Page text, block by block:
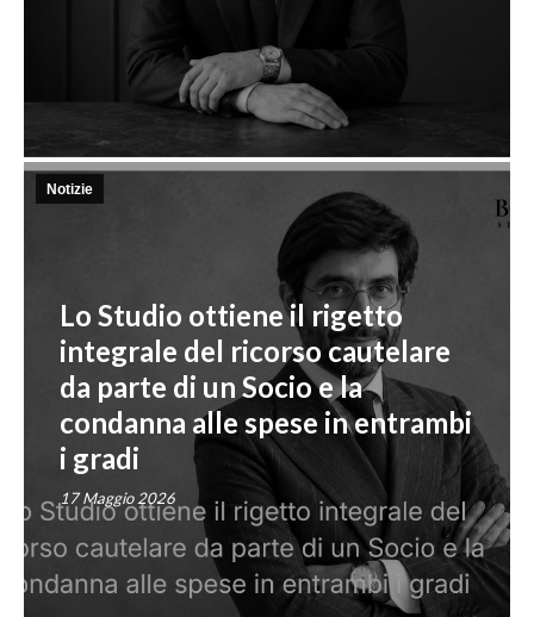
Notizie
Lo Studio ottiene il rigetto
integrale del ricorso cautelare
da parte di un Socio e la
condanna alle spese in entrambi
i gradi
17 Maggio 2026